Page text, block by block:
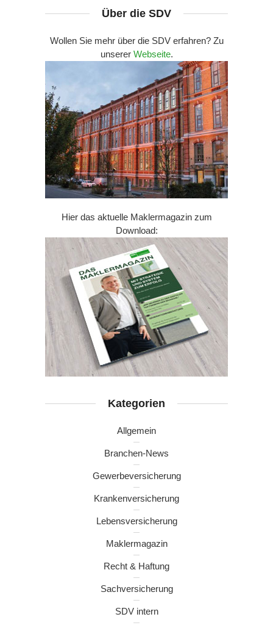
Über die SDV
Wollen Sie mehr über die SDV erfahren? Zu
unserer Webseite.
Hier das aktuelle Maklermagazin zum
Download:
Kategorien
Allgemein
Branchen-News
Gewerbeversicherung
Krankenversicherung
Lebensversicherung
Maklermagazin
Recht & Haftung
Sachversicherung
SDV intern